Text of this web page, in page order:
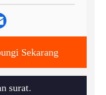
Sekarang
surat.